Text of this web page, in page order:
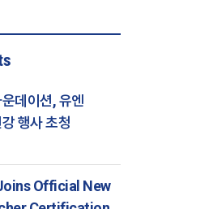
데이션, 유엔
행사 초청
Official New